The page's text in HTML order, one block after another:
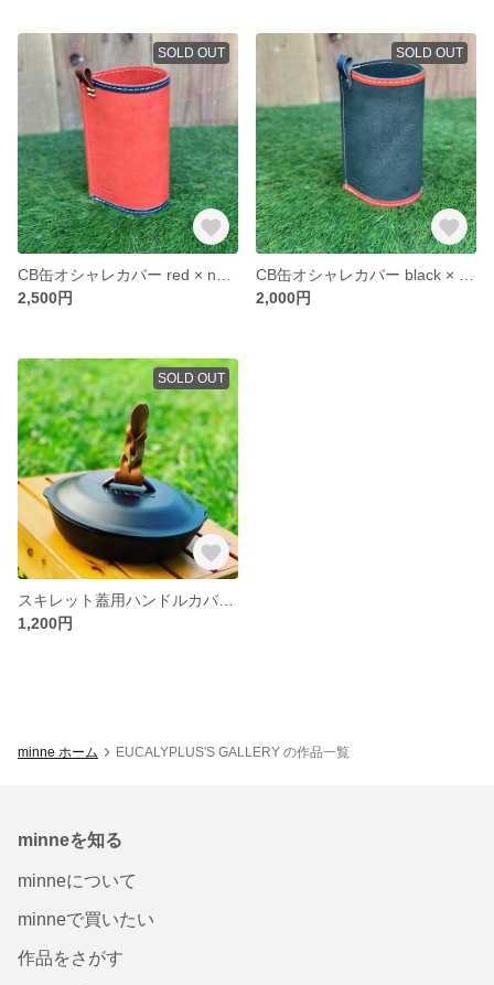
SOLD OUT
2,500円
SOLD OUT
2,000円
SOLD OUT
スキレット蓋用ハンドルカバー ランタンフックにも‼︎
1,200円
minne ホーム EUCALYPLUS'S GALLERY の作品一覧
minneを知る
minneについて
minneで買いたい
作品をさがす